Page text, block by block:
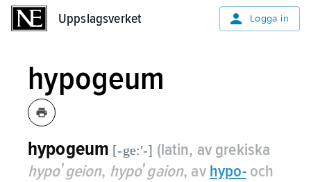
Uppslagsverket Logga in
hypogeum
hypogeum [-ge:ʹ-] (latin, av grekiska
hypoʹgeion, hypoʹgaion, av hypo-och